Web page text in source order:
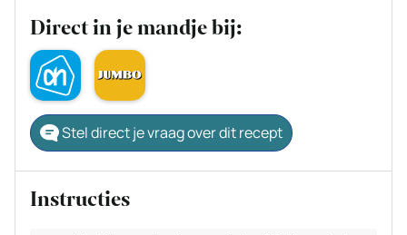
Direct in je mandje bij:
Stel direct je vraag over dit recept
Instructies